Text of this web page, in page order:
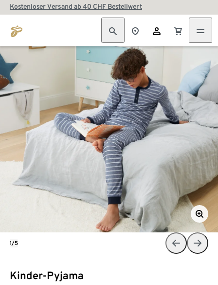
Kostenloser Versand ab 40 CHF Bestellwert
Kinder-Pyjama
1/5